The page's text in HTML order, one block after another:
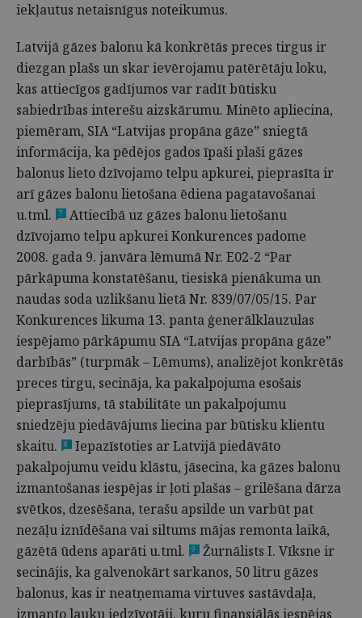
iekļautus netaisnīgus noteikumus.
Latvijā gāzes balonu kā konkrētās preces tirgus ir
diezgan plašs un skar ievērojamu patērētāju loku,
kas attiecīgos gadījumos var radīt būtisku
sabiedrības interešu aizskārumu. Minēto apliecina,
piemēram, SIA “Latvijas propāna gāze” sniegtā
informācija, ka pēdējos gados īpaši plaši gāzes
balonus lieto dzīvojamo telpu apkurei, pieprasīta ir
arī gāzes balonu lietošana ēdiena pagatavošanai
u.tml.
7
Attiecībā uz gāzes balonu lietošanu
dzīvojamo telpu apkurei Konkurences padome
2008. gada 9. janvāra lēmumā Nr. E02-2 “Par
pārkāpuma konstatēšanu, tiesiskā pienākuma un
naudas soda uzlikšanu lietā Nr. 839/07/05/15. Par
Konkurences likuma 13. panta ģenerālklauzulas
iespējamo pārkāpumu SIA “Latvijas propāna gāze”
darbībās” (turpmāk – Lēmums), analizējot konkrētās
preces tirgu, secināja, ka pakalpojuma esošais
pieprasījums, tā stabilitāte un pakalpojumu
sniedzēju piedāvājums liecina par būtisku klientu
skaitu.
8
Iepazīstoties ar Latvijā piedāvāto
pakalpojumu veidu klāstu, jāsecina, ka gāzes balonu
izmantošanas iespējas ir ļoti plašas – grilēšana dārza
svētkos, dzesēšana, terašu apsilde un varbūt pat
nezāļu iznīdēšana vai siltums mājas remonta laikā,
gāzētā ūdens aparāti u.tml.
9
Žurnālists I. Vīksne ir
secinājis, ka galvenokārt sarkanos, 50 litru gāzes
balonus, kas ir neatņemama virtuves sastāvdaļa,
izmanto lauku iedzīvotāji, kuru finansiālās iespējas